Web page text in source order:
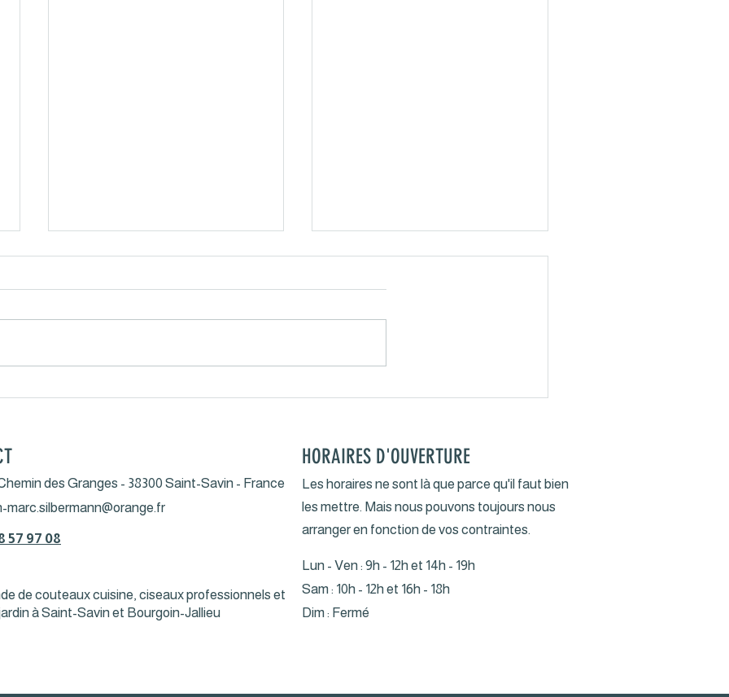
Pour votre information,
Encore un article du
des Granges - 38300 Saint-Savin - France
marc.silbermann@orange.fr
57 97 08
de couteaux cuisine, ciseaux professionnels et
à Saint-Savin et Bourgoin-Jallieu
HORAIRES D'OUVERTURE
Les horaires ne sont là que parce qu'il faut bien
les mettre. Mais nous pouvons toujours nous
arranger en fonction de vos contraintes.
Lun - Ven : 9h - 12h et 14h - 19h
Sam : 10h - 12h et 16h - 18h
Dim : Fermé